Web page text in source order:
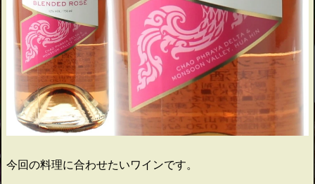
今回の料理に合わせたいワインです。